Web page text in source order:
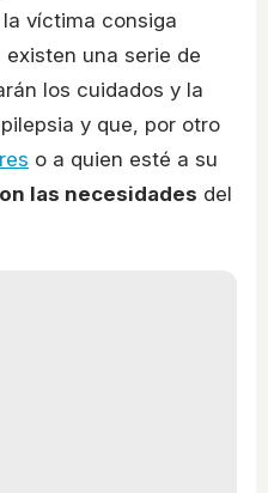
víctima consiga
existen una serie de
los cuidados y la
y que, por otro
o a quien esté a su
las necesidades del